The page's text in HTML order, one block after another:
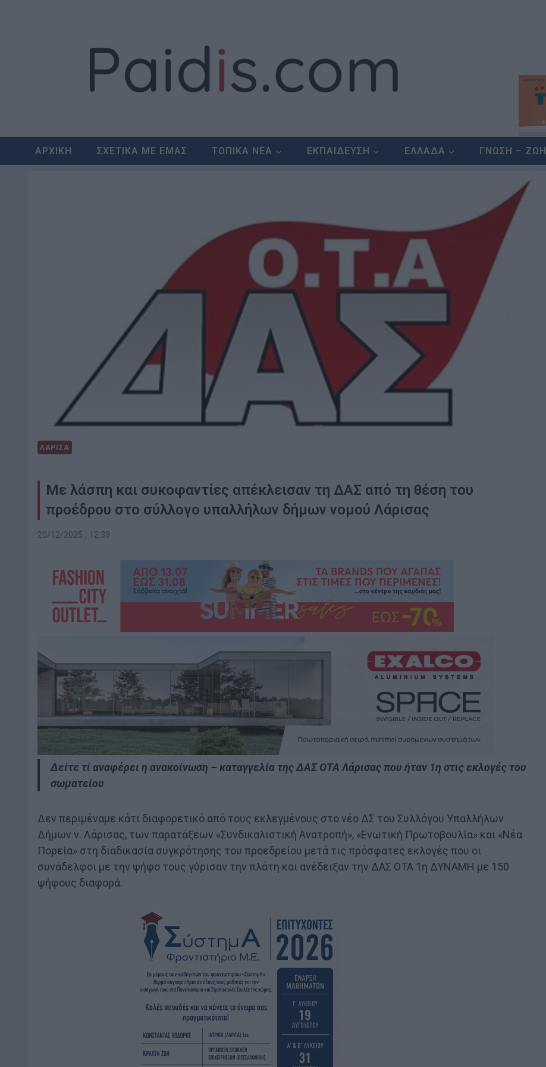
ΑΡΧΙΚΗ ΣΧΕΤΙΚΑ ΜΕ ΕΜΑΣ ΤΟΠΙΚΑ ΝΕΑ ΕΚΠΑΙΔΕΥΣΗ ΕΛΛΑΔΑ ΓΝΩΣΗ – ΖΩΗ
ΛΑΡΙΣΑ
Με λάσπη και συκοφαντίες απέκλεισαν τη ΔΑΣ από τη θέση του
προέδρου στο σύλλογο υπαλλήλων δήμων νομού Λάρισας
20/12/2025 , 12:39
Δείτε τί αναφέρει η ανακοίνωση – καταγγελία της ΔΑΣ ΟΤΑ Λάρισας που ήταν 1η στις εκλογές του
σωματείου
Δεν περιμέναμε κάτι διαφορετικό από τους εκλεγμένους στο νέο ΔΣ του Συλλόγου Υπαλλήλων
Δήμων ν. Λάρισας, των παρατάξεων «Συνδικαλιστική Ανατροπή», «Ενωτική Πρωτοβουλία» και «Νέα
Πορεία» στη διαδικασία συγκρότησης του προεδρείου μετά τις πρόσφατες εκλογές που οι
συνάδελφοι με την ψήφο τους γύρισαν την πλάτη και ανέδειξαν την ΔΑΣ ΟΤΑ 1η ΔΥΝΑΜΗ με 150
ψήφους διαφορά.